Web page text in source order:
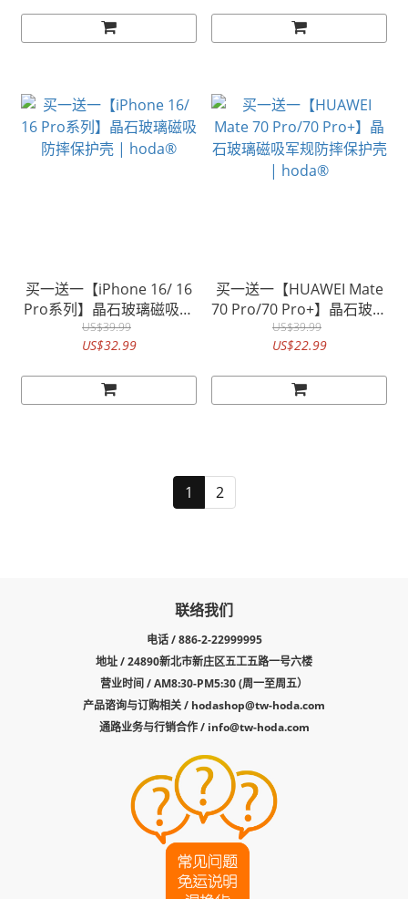
买一送一【iPhone 16/ 16
Pro系列】晶石玻璃磁吸防
摔保护壳 | hoda®
US$39.99
US$32.99
买一送一【HUAWEI Mate
70 Pro/70 Pro+】晶石玻璃
磁吸军规防摔保护壳 |
hoda®
US$39.99
US$22.99
1 2
联络我们
电话 / 886-2-22999995
地址 / 24890新北市新庄区五工五路一号六楼
营业时间 / AM8:30-PM5:30 (周一至周五）
产品谘询与订购相关 / hodashop@tw-hoda.com
通路业务与行销合作 / info@tw-hoda.com